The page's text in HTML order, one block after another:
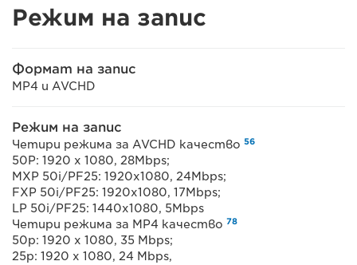
Режим на запис
Формат на запис
MP4 и AVCHD
Режим на запис
Четири режима за AVCHD качество 56
50P: 1920 x 1080, 28Mbps;
MXP 50i/PF25: 1920x1080, 24Mbps;
FXP 50i/PF25: 1920x1080, 17Mbps;
LP 50i/PF25: 1440x1080, 5Mbps
Четири режима за MP4 качество 78
50p: 1920 x 1080, 35 Mbps;
25p: 1920 x 1080, 24 Mbps,